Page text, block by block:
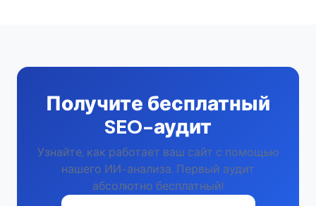
Получите бесплатный
SEO-аудит
Узнайте, как работает ваш сайт с помощью
нашего ИИ-анализа. Первый аудит
абсолютно бесплатный!